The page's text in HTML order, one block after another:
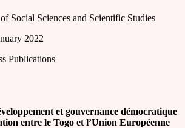
Social Sciences and Scientific Studies
2022
Publications
et gouvernance démocratique
entre le Togo et l’Union Européenne